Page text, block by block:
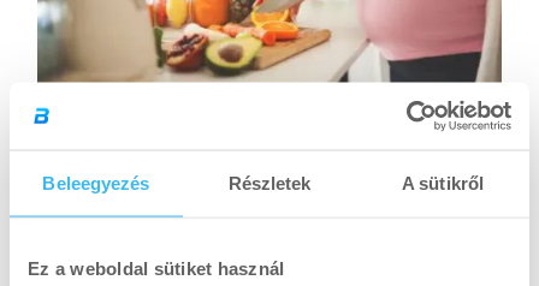
Beleegyezés Részletek A sütikről
Ez a weboldal sütiket használ